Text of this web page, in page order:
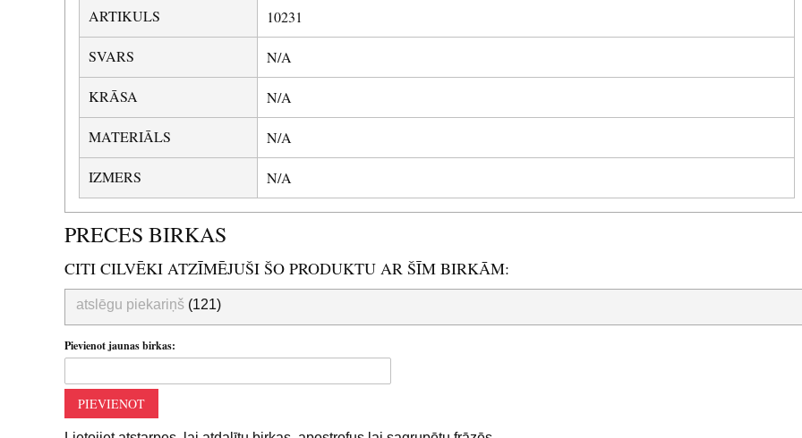
ARTIKULS 10231
SVARS N/A
KRĀSA N/A
MATERIĀLS N/A
IZMERS N/A
PRECES BIRKAS
CITI CILVĒKI ATZĪMĒJUŠI ŠO PRODUKTU AR ŠĪM BIRKĀM:
atslēgu piekariņš (121)
Pievienot jaunas birkas:
PIEVIENOT